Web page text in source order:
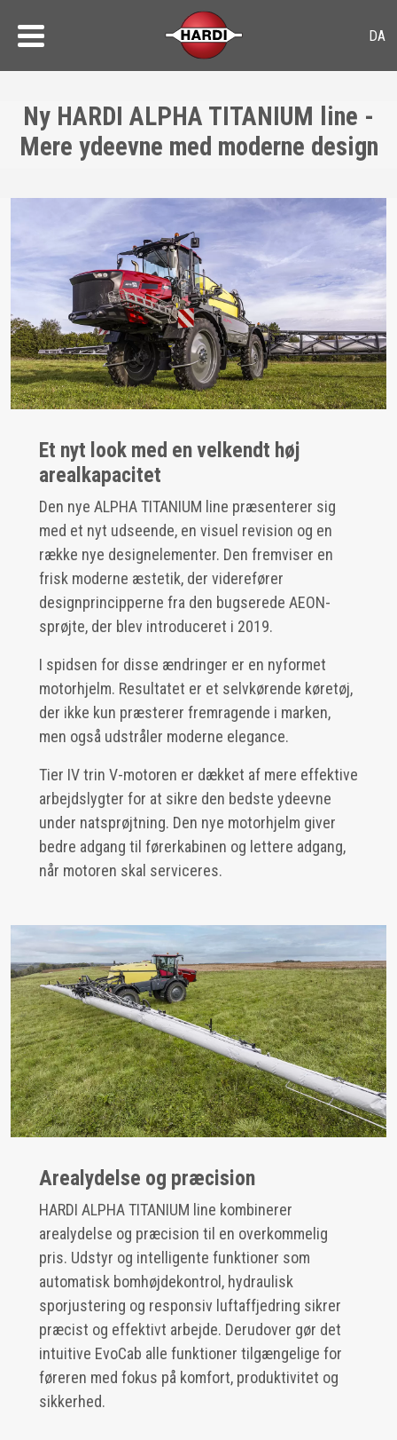
Ny HARDI ALPHA TITANIUM line -
Mere ydeevne med moderne design
Et nyt look med en velkendt høj
arealkapacitet
Den nye ALPHA TITANIUM line præsenterer sig
med et nyt udseende, en visuel revision og en
række nye designelementer. Den fremviser en
frisk moderne æstetik, der viderefører
designprincipperne fra den bugserede AEON-
sprøjte, der blev introduceret i 2019.
I spidsen for disse ændringer er en nyformet
motorhjelm. Resultatet er et selvkørende køretøj,
der ikke kun præsterer fremragende i marken,
men også udstråler moderne elegance.
Tier IV trin V-motoren er dækket af mere effektive
arbejdslygter for at sikre den bedste ydeevne
under natsprøjtning. Den nye motorhjelm giver
bedre adgang til førerkabinen og lettere adgang,
når motoren skal serviceres.
Arealydelse og præcision
HARDI ALPHA TITANIUM line kombinerer
arealydelse og præcision til en overkommelig
pris. Udstyr og intelligente funktioner som
automatisk bomhøjdekontrol, hydraulisk
sporjustering og responsiv luftaffjedring sikrer
præcist og effektivt arbejde. Derudover gør det
intuitive EvoCab alle funktioner tilgængelige for
føreren med fokus på komfort, produktivitet og
sikkerhed.